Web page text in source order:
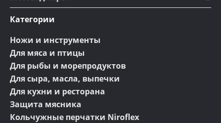
Категории
Ножи и инструменты
Для мяса и птицы
Для рыбы и морепродуктов
Для сыра, масла, выпечки
Для кухни и ресторана
Защита мясника
Кольчужные перчатки Niroflex